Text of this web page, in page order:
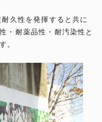
久性を発揮すると共に
・耐薬品性・耐汚染性と
。